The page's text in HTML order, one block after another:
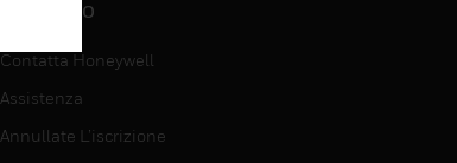
CONTATTO
Contatta Honeywell
Assistenza
Annullate L’iscrizione